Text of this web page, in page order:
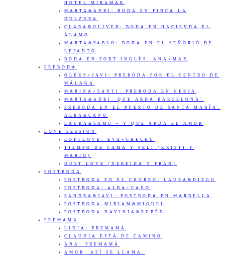
HOTEL MIRAMAR
MARTA&ADRI: BODA EN FINCA LA
DULZURA
CLARA&OLIVER: BODA EN HACIENDA EL
ÁLAMO
MARTA&PABLO: BODA EN EL SEÑORIO DE
LEPANTO
BODA EN FORT INGLÉS: ANA+MAX
PREBODA
OLEKS+JAVI: PREBODA POR EL CENTRO DE
MÁLAGA
MARINA+SANTI: PREBODA EN NERJA
MARTA&ADRI: QUE ARDA BARCELONA!
PREBODA EN EL PUERTO DE SANTA MARÍA:
ALBA&CANO
LAURA&SAMU – Y QUE ARDA EL AMOR
LOVE SESSION
LOFTLOVE: EVA+CHECHU
TIEMPO DE CAMA Y PELI (KRISTI Y
MARIO)
DUST LOVE (NEREIDA Y FRAN)
POSTBODA
POSTBODA EN EL CHORRO: LAURA&DIEGO
POSTBODA: ALBA+CANO
SANDRA&JAVI: POSTBODA EN MARBELLA
POSTBODA MIRIAM&MIGUEL
POSTBODA DAVINIA&RUBÉN
PREMAMA
LIDIA: PREMAMÁ
CLAUDIA ESTÁ DE CAMINO
ANA: PREMAMÁ
AMOR, ASÍ SE LLAMA.